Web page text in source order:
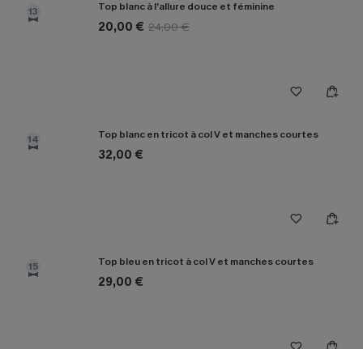
13 Top blanc à l’allure douce et féminine
20,00 € 24,00 €
14 Top blanc en tricot à col V et manches courtes
32,00 €
15 Top bleu en tricot à col V et manches courtes
29,00 €